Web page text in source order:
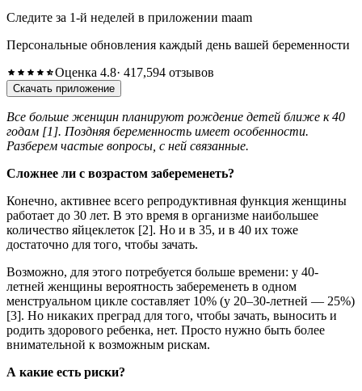
Следите за 1-й неделей в приложении maam
Персональные обновления каждый день вашей беременности
Оценка 4.8· 417,594 отзывов
Скачать приложение
Все больше женщин планируют рождение детей ближе к 40
годам [1]. Поздняя беременность имеет особенности.
Разберем частые вопросы, с ней связанные.
Сложнее ли с возрастом забеременеть?
Конечно, активнее всего репродуктивная функция женщины
работает до 30 лет. В это время в организме наибольшее
количество яйцеклеток [2]. Но и в 35, и в 40 их тоже
достаточно для того, чтобы зачать.
Возможно, для этого потребуется больше времени: у 40-
летней женщины вероятность забеременеть в одном
менструальном цикле составляет 10% (у 20–30-летней — 25%)
[3]. Но никаких преград для того, чтобы зачать, выносить и
родить здорового ребенка, нет. Просто нужно быть более
внимательной к возможным рискам.
А какие есть риски?